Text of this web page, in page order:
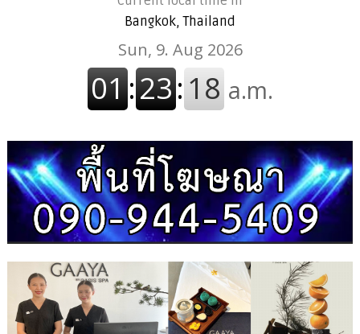
Bangkok, Thailand